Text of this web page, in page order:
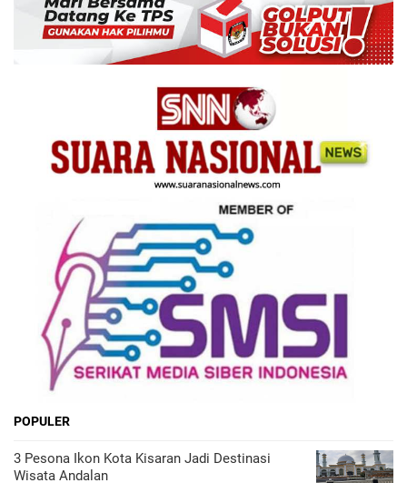
POPULER
3 Pesona Ikon Kota Kisaran Jadi Destinasi
Wisata Andalan